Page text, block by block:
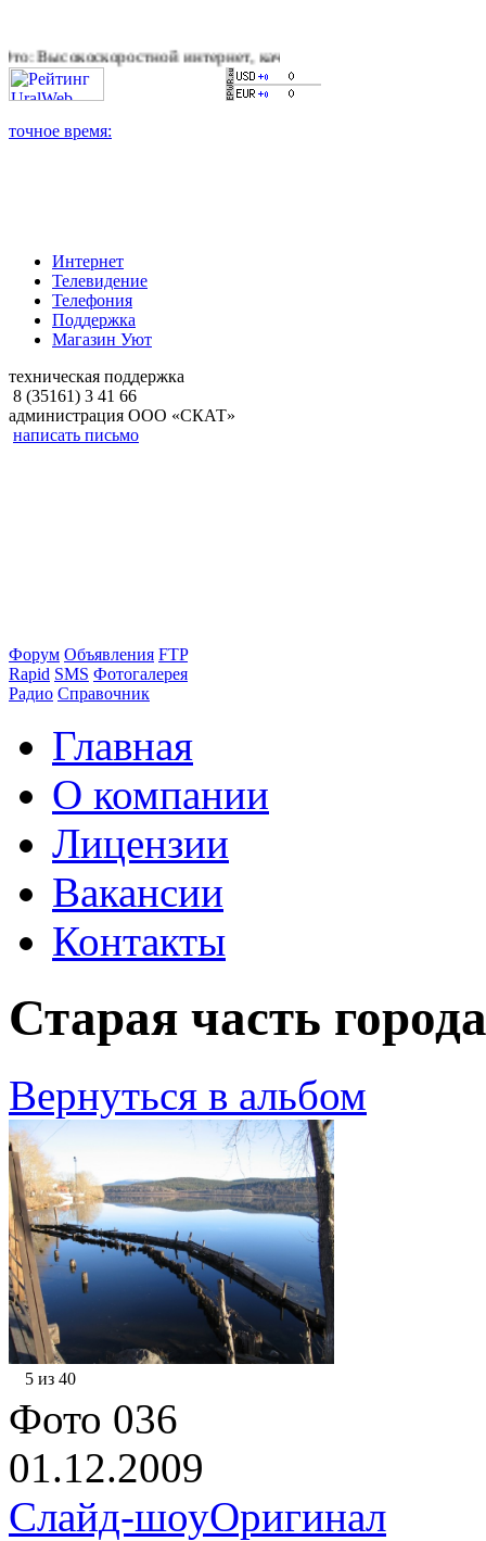
интернет, качественное цифровое и кабельное
Интернет
Телевидение
Телефония
Поддержка
Магазин Уют
техническая поддержка
8 (35161) 3 41 66
администрация ООО «СКАТ»
написать письмо
Форум Объявления FTP
Rapid SMS Фотогалерея
Радио Справочник
Главная
О компании
Лицензии
Вакансии
Контакты
Старая часть
Вернуться в альбом
5 из 40
Фото 036
01.12.2009
Слайд-шоуОригинал